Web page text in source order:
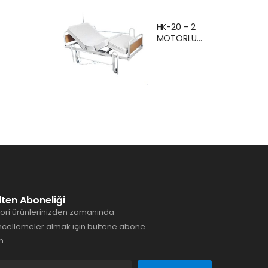
Karyolası
Hasta Yatağı
HK-20 – 2
MOTORLU
Aboneliği
ürünlerinizden zamanında
almak için bültene abone